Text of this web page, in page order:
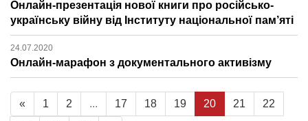
Онлайн-презентація нової книги про російсько-
українську війну від Інституту національної пам’яті
24.07.2020
Онлайн-марафон з документального активізму
« 1 2 ... 17 18 19 20 21 22